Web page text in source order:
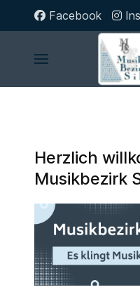
Facebook
Herzlich
Musikbezirk